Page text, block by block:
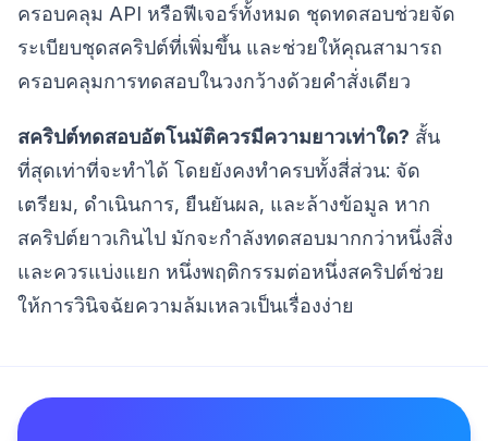
ครอบคลุม API หรือฟีเจอร์ทั้งหมด ชุดทดสอบช่วยจัด
ระเบียบชุดสคริปต์ที่เพิ่มขึ้น และช่วยให้คุณสามารถ
ครอบคลุมการทดสอบในวงกว้างด้วยคำสั่งเดียว
สคริปต์ทดสอบอัตโนมัติควรมีความยาวเท่าใด? สั้น
ที่สุดเท่าที่จะทำได้ โดยยังคงทำครบทั้งสี่ส่วน: จัด
เตรียม, ดำเนินการ, ยืนยันผล, และล้างข้อมูล หาก
สคริปต์ยาวเกินไป มักจะกำลังทดสอบมากกว่าหนึ่งสิ่ง
และควรแบ่งแยก หนึ่งพฤติกรรมต่อหนึ่งสคริปต์ช่วย
ให้การวินิจฉัยความล้มเหลวเป็นเรื่องง่าย